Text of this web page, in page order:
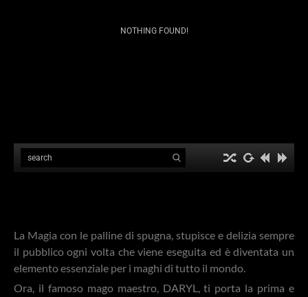
NOTHING FOUND!
La Magia con le palline di spugna, stupisce e delizia sempre
il pubblico ogni volta che viene eseguita ed è diventata un
elemento essenziale per i maghi di tutto il mondo.
Ora, il famoso mago maestro, DARYL, ti porta la prima e